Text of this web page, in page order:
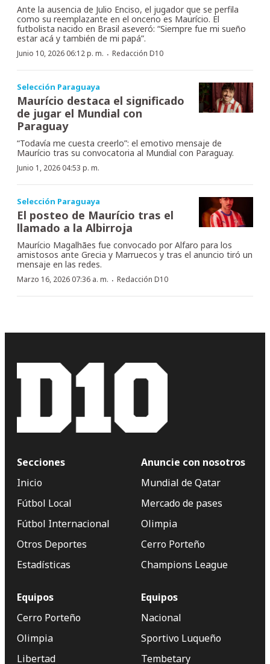
Ante la ausencia de Julio Enciso, el jugador que se perfila
como su reemplazante en el onceno es Maurício. El
futbolista nacido en Brasil aseveró: “Siempre fue mi sueño
estar acá y también de mi papá”.
Junio 10, 2026 06:12 p. m. · Redacción D10
Selección Paraguaya
Maurício destaca el significado
de jugar el Mundial con
Paraguay
“Todavía me cuesta creerlo”: el emotivo mensaje de
Maurício tras su convocatoria al Mundial con Paraguay.
Junio 1, 2026 04:53 p. m.
Selección Paraguaya
El posteo de Maurício tras el
llamado a la Albirroja
Maurício Magalhães fue convocado por Alfaro para los
amistosos ante Grecia y Marruecos y tras el anuncio tiró un
mensaje en las redes.
Marzo 16, 2026 07:36 a. m. · Redacción D10
Secciones
Inicio
Fútbol Local
Fútbol Internacional
Otros Deportes
Estadísticas
Anuncie con nosotros
Mundial de Qatar
Mercado de pases
Olimpia
Cerro Porteño
Champions League
Equipos
Cerro Porteño
Olimpia
Libertad
Equipos
Nacional
Sportivo Luqueño
Tembetary